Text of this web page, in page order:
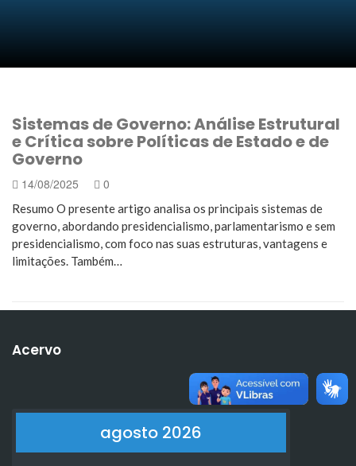
Sistemas de Governo: Análise Estrutural
e Crítica sobre Políticas de Estado e de
Governo
14/08/2025 0
Resumo O presente artigo analisa os principais sistemas de
governo, abordando presidencialismo, parlamentarismo e sem
presidencialismo, com foco nas suas estruturas, vantagens e
limitações. Também…
Acervo
agosto 2026